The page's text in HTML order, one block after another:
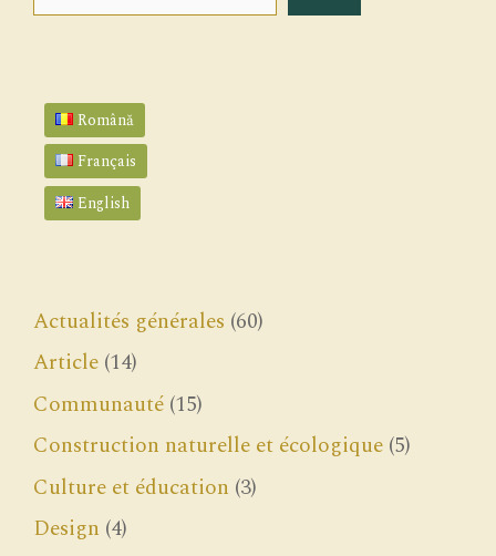
Română
Français
English
Actualités générales (60)
Article (14)
Communauté (15)
Construction naturelle et écologique (5)
Culture et éducation (3)
Design (4)